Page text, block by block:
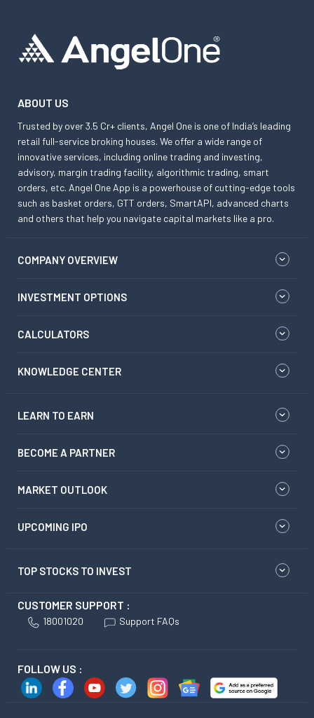
ABOUT US
Trusted by over 3.5 Cr+ clients, Angel One is one of India’s leading
retail full-service broking houses. We offer a wide range of
innovative services, including online trading and investing,
advisory, margin trading facility, algorithmic trading, smart
orders, etc. Angel One App is a powerhouse of cutting-edge tools
such as basket orders, GTT orders, SmartAPI, advanced charts
and others that help you navigate capital markets like a pro.
COMPANY OVERVIEW
INVESTMENT OPTIONS
CALCULATORS
KNOWLEDGE CENTER
LEARN TO EARN
BECOME A PARTNER
MARKET OUTLOOK
UPCOMING IPO
TOP STOCKS TO INVEST
CUSTOMER SUPPORT :
18001020 Support FAQs
FOLLOW US :